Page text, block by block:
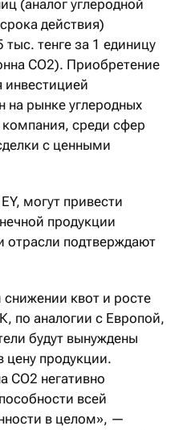
(аналог углеродной
действия)
тенге за 1 единицу
СО2). Приобретение
инвестицией
на рынке углеродных
среди сфер
с ценными
могут привести
продукции
отрасли подтверждают
квот и росте
по аналогии с Европой,
будут вынуждены
цену продукции.
СО2 негативно
всей
в целом», —